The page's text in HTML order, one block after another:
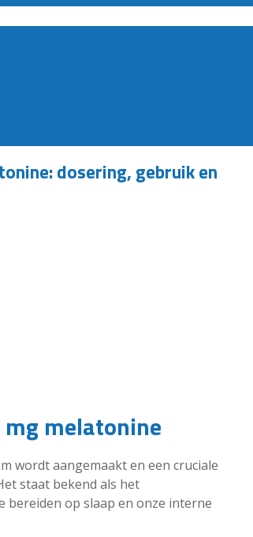
dosering, gebruik en
melatonine
wordt aangemaakt en een cruciale
staat bekend als het
bereiden op slaap en onze interne